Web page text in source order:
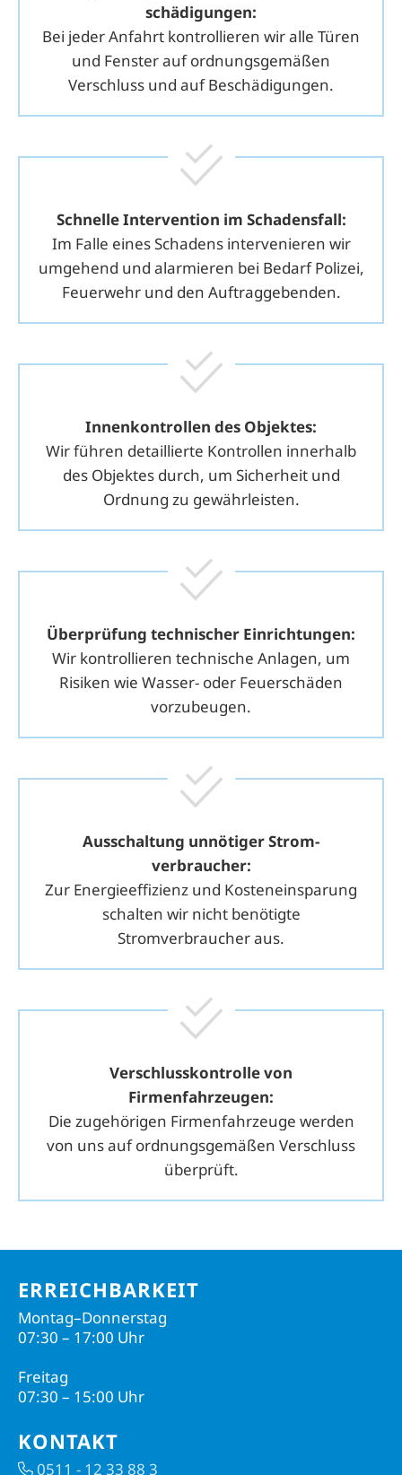
schädigungen:
Bei jeder Anfahrt kontrollieren wir alle Türen
und Fenster auf ordnungsgemäßen
Verschluss und auf Beschädigungen.
Schnelle Intervention im Schadensfall:
Im Falle eines Schadens intervenieren wir
umgehend und alarmieren bei Bedarf Polizei,
Feuerwehr und den Auftraggebenden.
Innen­kontrollen des Objektes:
Wir führen detaillierte Kontrollen innerhalb
des Objektes durch, um Sicherheit und
Ordnung zu gewährleisten.
Über­prüfung technischer Einrichtungen:
Wir kontrollieren technische Anlagen, um
Risiken wie Wasser- oder Feuerschäden
vorzubeugen.
Ausschaltung unnötiger Strom­
verbraucher:
Zur Energieeffizienz und Kosteneinsparung
schalten wir nicht benötigte
Stromverbraucher aus.
Verschluss­kontrolle von
Firmenfahrzeugen:
Die zugehörigen Firmenfahrzeuge werden
von uns auf ordnungsgemäßen Verschluss
überprüft.
ERREICHBARKEIT
Montag–Donnerstag
07:30 – 17:00 Uhr
Freitag
07:30 – 15:00 Uhr
KONTAKT
0511 - 12 33 88 3